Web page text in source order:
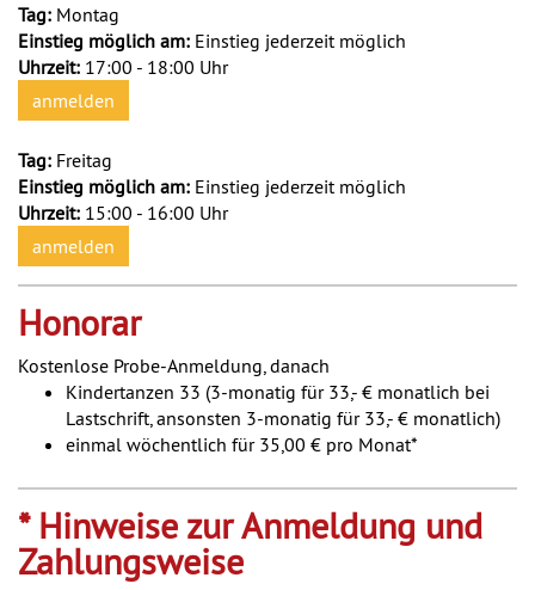
Tag: Montag
Einstieg möglich am: Einstieg jederzeit möglich
Uhrzeit: 17:00 - 18:00 Uhr
anmelden
Tag: Freitag
Einstieg möglich am: Einstieg jederzeit möglich
Uhrzeit: 15:00 - 16:00 Uhr
anmelden
Honorar
Kostenlose Probe-Anmeldung, danach
Kindertanzen 33 (3-monatig für 33,- € monatlich bei
Lastschrift, ansonsten 3-monatig für 33,- € monatlich)
einmal wöchentlich für 35,00 € pro Monat*
* Hinweise zur Anmeldung und
Zahlungsweise